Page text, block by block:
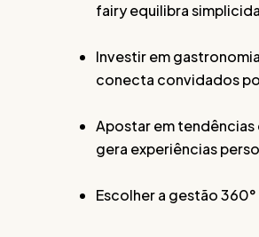
fairy equilibra
Investir em
conecta convidados
Apostar em
gera experiências
Escolher a gestão 360°